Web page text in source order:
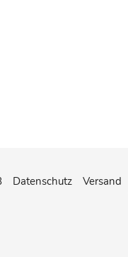
Datenschutz Versand